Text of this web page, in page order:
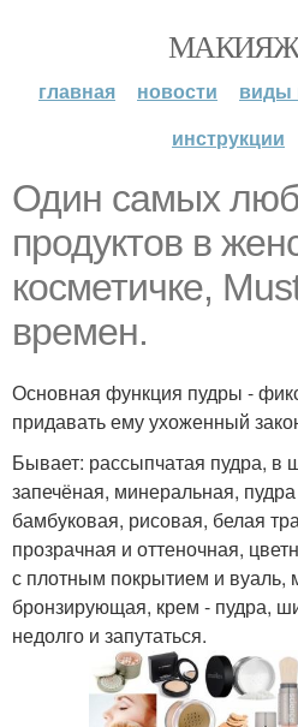
МАКИЯЖ
главная новости виды
инструкции
Один самых
продуктов в
косметичке,
времен.
Основная функция пудры -
придавать ему ухоженный
Бывает: рассыпчатая пудра, в
запечёная, минеральная,
бамбуковая, рисовая, белая
прозрачная и оттеночная,
с плотным покрытием и вуаль,
бронзирующая, крем - пудра,
недолго и запутаться.